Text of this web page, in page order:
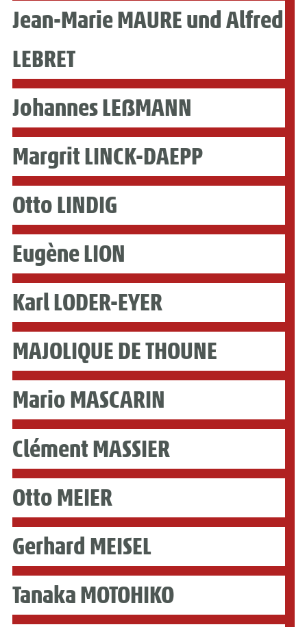
Jean-Marie MAURE und Alfred
LEBRET
Johannes LEẞMANN
Margrit LINCK-DAEPP
Otto LINDIG
Eugène LION
Karl LODER-EYER
MAJOLIQUE DE THOUNE
Mario MASCARIN
Clément MASSIER
Otto MEIER
Gerhard MEISEL
Tanaka MOTOHIKO